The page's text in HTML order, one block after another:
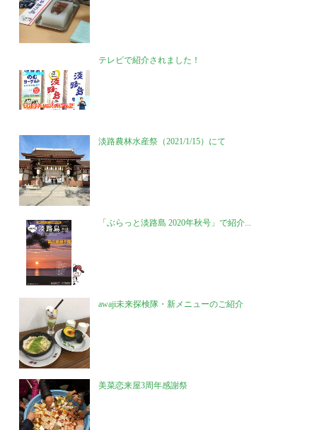
テレビで紹介されました！
淡路農林水産祭（2021/1/15）にて
「ぶらっと淡路島 2020年秋号」で紹介...
awaji未来探検隊・新メニューのご紹介
美菜恋来屋3周年感謝祭